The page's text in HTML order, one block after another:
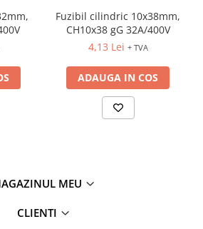
Fuzibil cilindric 10x38mm,
CH10x38 gG 32A/400V
4,13 Lei + TVA
ADAUGA IN COS
MEU
CLIENTI